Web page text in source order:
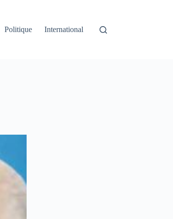
Politique International